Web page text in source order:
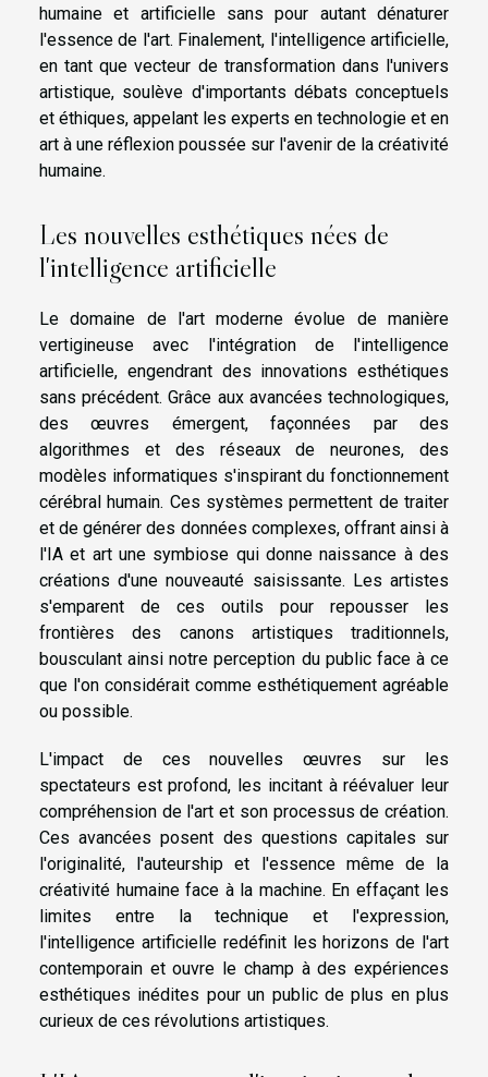
humaine et artificielle sans pour autant dénaturer
l'essence de l'art. Finalement, l'intelligence artificielle,
en tant que vecteur de transformation dans l'univers
artistique, soulève d'importants débats conceptuels
et éthiques, appelant les experts en technologie et en
art à une réflexion poussée sur l'avenir de la créativité
humaine.
Les nouvelles esthétiques nées de
l'intelligence artificielle
Le domaine de l'art moderne évolue de manière
vertigineuse avec l'intégration de l'intelligence
artificielle, engendrant des innovations esthétiques
sans précédent. Grâce aux avancées technologiques,
des œuvres émergent, façonnées par des
algorithmes et des réseaux de neurones, des
modèles informatiques s'inspirant du fonctionnement
cérébral humain. Ces systèmes permettent de traiter
et de générer des données complexes, offrant ainsi à
l'IA et art une symbiose qui donne naissance à des
créations d'une nouveauté saisissante. Les artistes
s'emparent de ces outils pour repousser les
frontières des canons artistiques traditionnels,
bousculant ainsi notre perception du public face à ce
que l'on considérait comme esthétiquement agréable
ou possible.
L'impact de ces nouvelles œuvres sur les
spectateurs est profond, les incitant à réévaluer leur
compréhension de l'art et son processus de création.
Ces avancées posent des questions capitales sur
l'originalité, l'auteurship et l'essence même de la
créativité humaine face à la machine. En effaçant les
limites entre la technique et l'expression,
l'intelligence artificielle redéfinit les horizons de l'art
contemporain et ouvre le champ à des expériences
esthétiques inédites pour un public de plus en plus
curieux de ces révolutions artistiques.